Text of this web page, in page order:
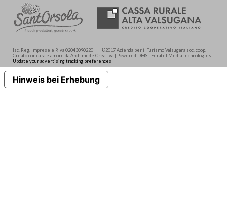
Isc. Reg. Imprese e P.Iva 02043090220 | ©2017 Azienda per il Turismo Valsugana soc. coop.
Creato con cura e amore da Archimede.Creativa | Powered DMS - Feratel Media Technologies
Update your advertising tracking preferences
Hinweis bei Erhebung